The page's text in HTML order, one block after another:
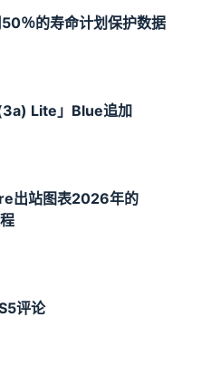
％的寿命计划保护数据
Lite」Blue追加
出站图表2026年的
评论